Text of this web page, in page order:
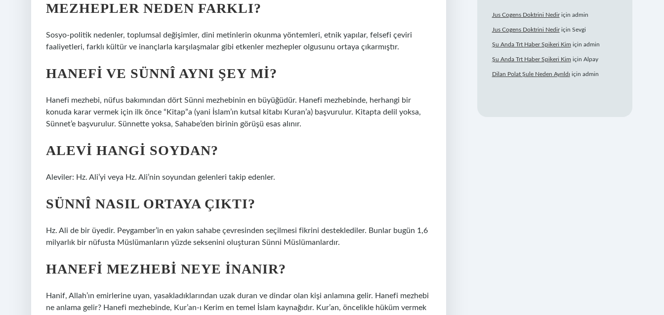
MEZHEPLER NEDEN FARKLI?
Sosyo-politik nedenler, toplumsal değişimler, dini metinlerin okunma yöntemleri, etnik yapılar, felsefi çeviri
faaliyetleri, farklı kültür ve inançlarla karşılaşmalar gibi etkenler mezhepler olgusunu ortaya çıkarmıştır.
HANEFI VE SÜNNÎ AYNI ŞEY MI?
Hanefi mezhebi, nüfus bakımından dört Sünni mezhebinin en büyüğüdür. Hanefi mezhebinde, herhangi bir
konuda karar vermek için ilk önce “Kitap”a (yani İslam’ın kutsal kitabı Kuran’a) başvurulur. Kitapta delil yoksa,
Sünnet’e başvurulur. Sünnette yoksa, Sahabe’den birinin görüşü esas alınır.
ALEVI HANGI SOYDAN?
Aleviler: Hz. Ali’yi veya Hz. Ali’nin soyundan gelenleri takip edenler.
SÜNNÎ NASIL ORTAYA ÇIKTI?
Hz. Ali de bir üyedir. Peygamber’in en yakın sahabe çevresinden seçilmesi fikrini desteklediler. Bunlar bugün 1,6
milyarlık bir nüfusta Müslümanların yüzde seksenini oluşturan Sünni Müslümanlardır.
HANEFI MEZHEBI NEYE INANIR?
Hanif, Allah’ın emirlerine uyan, yasakladıklarından uzak duran ve dindar olan kişi anlamına gelir. Hanefi mezhebi
ne anlama gelir? Hanefi mezhebinde, Kur’an-ı Kerim en temel İslam kaynağıdır. Kur’an, öncelikle hüküm vermek
Jus Cogens Doktrini Nediriçin admin
Jus Cogens Doktrini Nediriçin Sevgi
Şu Anda Trt Haber Spikeri Kim için admin
Şu Anda Trt Haber Spikeri Kim için Alpay
Dilan Polat Şule Neden Ayrıldı için admin